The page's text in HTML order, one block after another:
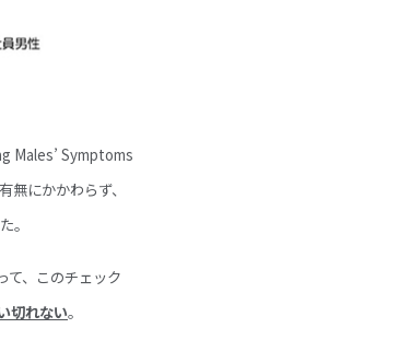
Males’ Symptoms
にかかわらず、
。
て、このチェック
切れない。